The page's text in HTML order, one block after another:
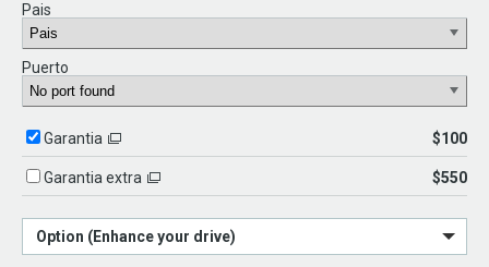
Pais
Puerto
Garantia $100
Garantia extra $550
Option (Enhance your drive)